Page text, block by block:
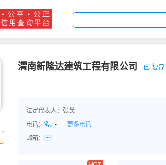
渭南新隆达建筑工程有限公司 复制
法定代表人：张英
电话： - 更多电话
邮箱： -